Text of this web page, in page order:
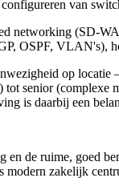
van
networking (SD-
OSPF, VLAN's),
op
senior
is daarbij een
de ruime, goed
zakelijk